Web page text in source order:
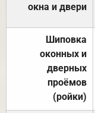
окна и двери
Шиповка
оконных и
дверных
проёмов
(ройки)